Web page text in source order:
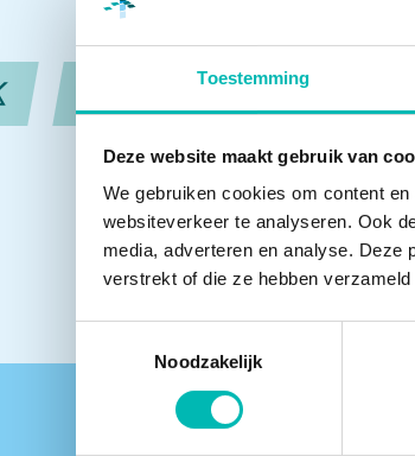
Toestemming
Deze website maakt gebruik van
We gebruiken cookies om content
websiteverkeer te analyseren. Ook
media, adverteren en analyse. Deze
verstrekt of die ze hebben
Noodzakelijk